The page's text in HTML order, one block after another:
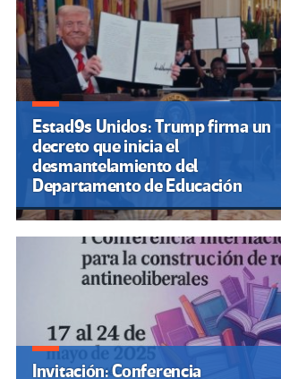
Estad9s Unidos: Trump firma un
decreto que inicia el
desmantelamiento del
Departamento de Educación
Invitación: Conferencia